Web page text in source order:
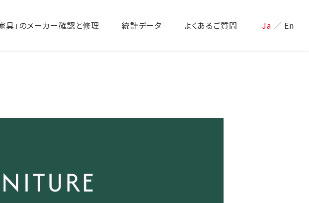
具」のメーカー確認と修理 統計データ よくあるご質問 Ja ／ En